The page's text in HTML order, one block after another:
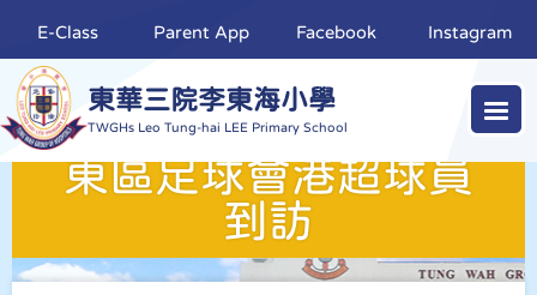
東華三院李東海小學
TWGHs Leo Tung-hai LEE Primary School
E-Class Parent App Facebook Instagram
東區足球會港超球員
到訪